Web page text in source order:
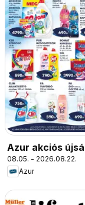
Azur akciós
08.05. - 2026.08.22.
Azur